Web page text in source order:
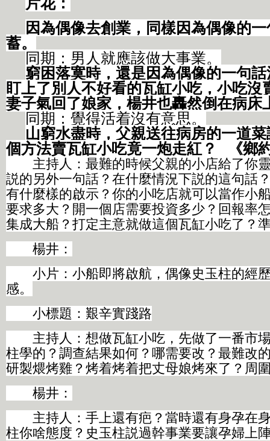
因為偶像去創業，同樣因為偶像的
蓄。
同期：男人就應該做大事業。
窮困落寞時，還是因為偶像的一句
盯上了別人不好看的瓦缸小吃，小吃沒
妻子氣回了娘家，楊井也轟然倒在病床
同期：覺得活着沒有意思。
山窮水盡時，父親送往病房的一道
個方法賣瓦缸小吃竟一炮走紅？
《鄉
主持人：最難的時候父親的小店給了你
説的另外一句話？在什麼情況下説的這句話
有什麼樣的啟示？你的小吃店就可以當作小
要求多大？開一個店需要投資多少？回報率
集成大船？打定主意就做這個瓦缸小吃了？
楊井：
小片：小船即將啟航，偶像史玉柱的經
感。
小標題：艱辛實踐路
主持人：想做瓦缸小吃，先做了一番市
柱學的？調查結果如何？哪需要改？最難改
研製煨烤雞？烤着烤着把丈母娘烤來了？周
楊井：
主持人：手上還有疤？當時還有身孕在
柱你啥態度？史玉柱説過幹事業要讓孕婦上